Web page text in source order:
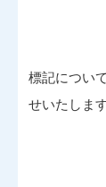
標記につい
せいたします